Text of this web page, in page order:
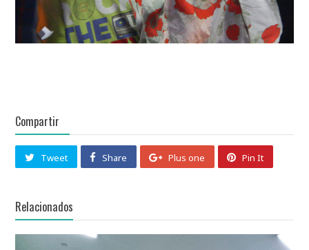
Compartir
Tweet Share Plus one Pin It
Relacionados